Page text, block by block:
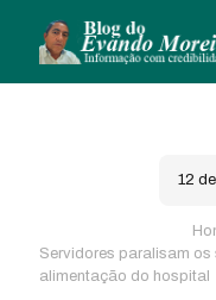
12
Servidores paralisam
alimentação do hospital